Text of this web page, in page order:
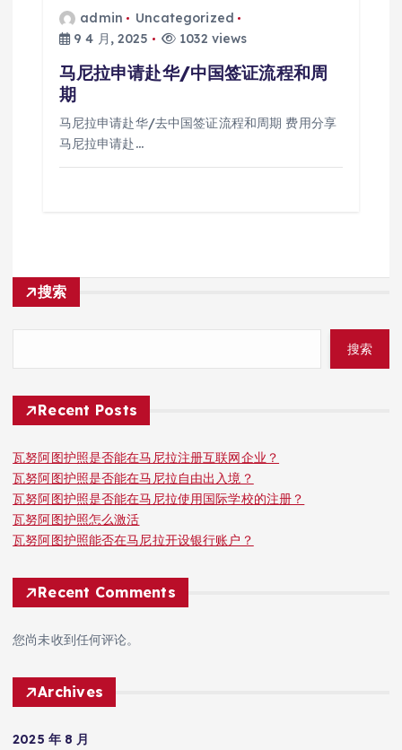
admin
Uncategorized
9 4 月, 2025
1032 views
马尼拉申请赴华/中国签证流程和周
期
马尼拉申请赴华/去中国签证流程和周期 费用分享
马尼拉申请赴…
搜索
搜索
Recent Posts
瓦努阿图护照是否能在马尼拉注册互联网企业？
瓦努阿图护照是否能在马尼拉自由出入境？
瓦努阿图护照是否能在马尼拉使用国际学校的注册？
瓦努阿图护照怎么激活
瓦努阿图护照能否在马尼拉开设银行账户？
Recent Comments
您尚未收到任何评论。
Archives
2025 年 8 月